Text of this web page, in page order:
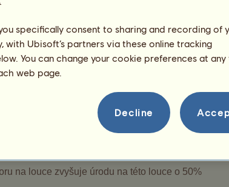
zabudovat pouze jednu sprchu a jednu napáječku.
centru nabízet sprchy a napáječky, hodnota
centru zvýšit výnos úrody a krav, můžete
na louce zvyšuje úrodu na této louce o 50%
specifically consent to sharing and recording of
Ubisoft’s partners via these online tracking
You can change your cookie preferences at any
web page.
Decline